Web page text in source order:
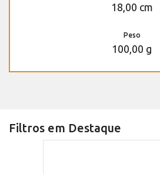
18,00 cm
Peso
100,00 g
Filtros em Destaque